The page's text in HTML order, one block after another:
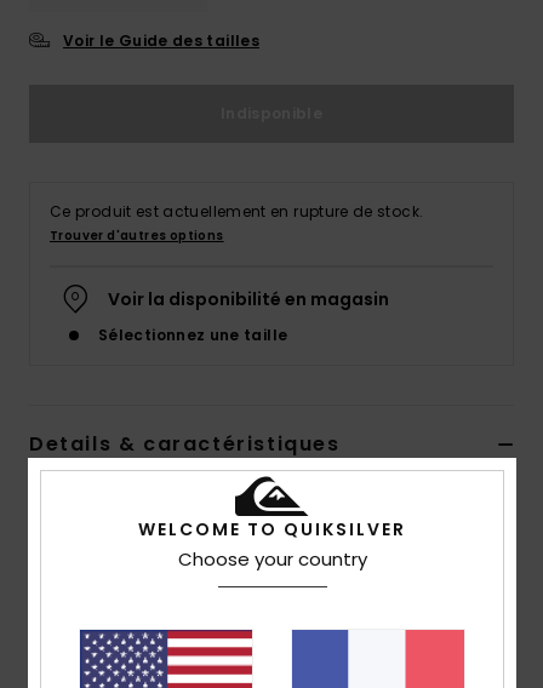
Voir le Guide des tailles
Ce produit est actuellement en rupture de stock.
Trouver d'autres options
Voir la disponibilité en magasin
Sélectionnez une taille
Details & caractéristiques
Short cargo Noir Homme
AQYWS03238 Code couleur kvj0
Matière :Sergé de coton doux
Délavage :délavage aux enzymes
WELCOME TO QUIKSILVER
Choose your country